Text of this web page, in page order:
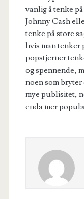
vanlig å tenke
Johnny Cash
tenke på store
hvis man tenker
popstjerner
og spennende,
noen som bryter
mye publisitet,
enda mer